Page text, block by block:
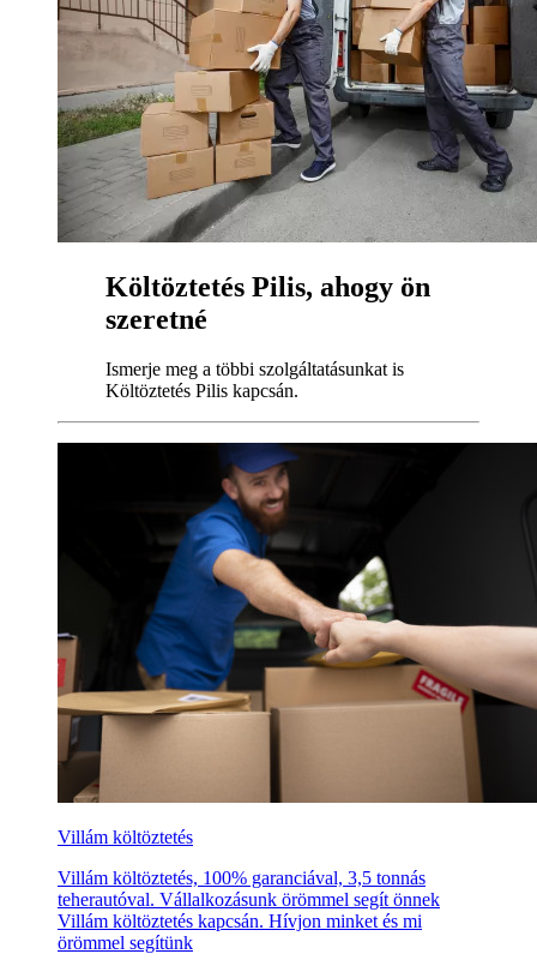
Költöztetés Pilis, ahogy ön
szeretné
Ismerje meg a többi szolgáltatásunkat is
Költöztetés Pilis kapcsán.
Villám költöztetés
Villám költöztetés, 100% garanciával, 3,5 tonnás
teherautóval. Vállalkozásunk örömmel segít önnek
Villám költöztetés kapcsán. Hívjon minket és mi
örömmel segítünk